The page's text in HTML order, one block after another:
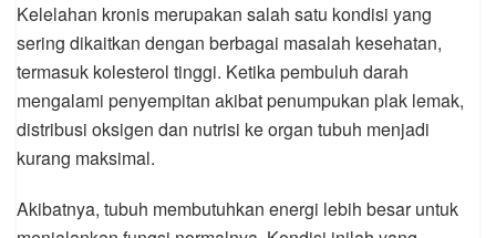
Kelelahan kronis merupakan salah satu kondisi yang
sering dikaitkan dengan berbagai masalah kesehatan,
termasuk kolesterol tinggi. Ketika pembuluh darah
mengalami penyempitan akibat penumpukan plak lemak,
distribusi oksigen dan nutrisi ke organ tubuh menjadi
kurang maksimal.
Akibatnya, tubuh membutuhkan energi lebih besar untuk